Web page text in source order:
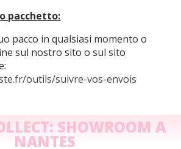
pacchetto:
pacco in qualsiasi momento o
sul nostro sito o sul sito
outils/suivre-vos-envois
SHOWROOM A
NANTES